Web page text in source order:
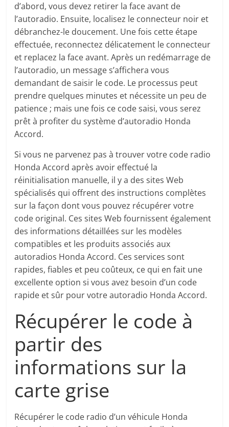
d’abord, vous devez retirer la face avant de
l’autoradio. Ensuite, localisez le connecteur noir et
débranchez-le doucement. Une fois cette étape
effectuée, reconnectez délicatement le connecteur
et replacez la face avant. Après un redémarrage de
l’autoradio, un message s’affichera vous
demandant de saisir le code. Le processus peut
prendre quelques minutes et nécessite un peu de
patience ; mais une fois ce code saisi, vous serez
prêt à profiter du système d’autoradio Honda
Accord.
Si vous ne parvenez pas à trouver votre code radio
Honda Accord après avoir effectué la
réinitialisation manuelle, il y a des sites Web
spécialisés qui offrent des instructions complètes
sur la façon dont vous pouvez récupérer votre
code original. Ces sites Web fournissent également
des informations détaillées sur les modèles
compatibles et les produits associés aux
autoradios Honda Accord. Ces services sont
rapides, fiables et peu coûteux, ce qui en fait une
excellente option si vous avez besoin d’un code
rapide et sûr pour votre autoradio Honda Accord.
Récupérer le code à
partir des
informations sur la
carte grise
Récupérer le code radio d’un véhicule Honda